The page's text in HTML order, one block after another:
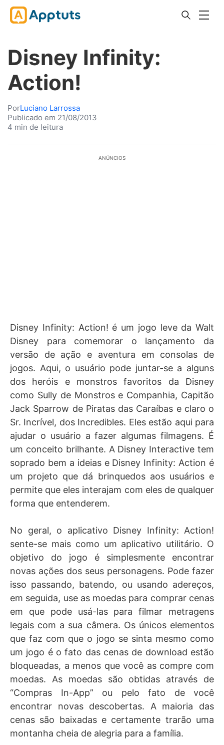
Disney Infinity:
Action!
PorLuciano Larrossa
Publicado em 21/08/2013
4 min de leitura
ANÚNCIOS
Disney Infinity: Action! é um jogo leve da Walt
Disney para comemorar o lançamento da
versão de ação e aventura em consolas de
jogos. Aqui, o usuário pode juntar-se a alguns
dos heróis e monstros favoritos da Disney
como Sully de Monstros e Companhia, Capitão
Jack Sparrow de Piratas das Caraíbas e claro o
Sr. Incrível, dos Incredibles. Eles estão aqui para
ajudar o usuário a fazer algumas filmagens. É
um conceito brilhante. A Disney Interactive tem
soprado bem a ideias e Disney Infinity: Action é
um projeto que dá brinquedos aos usuários e
permite que eles interajam com eles de qualquer
forma que entenderem.
No geral, o aplicativo Disney Infinity: Action!
sente-se mais como um aplicativo utilitário. O
objetivo do jogo é simplesmente encontrar
novas ações dos seus personagens. Pode fazer
isso passando, batendo, ou usando adereços,
em seguida, use as moedas para comprar cenas
em que pode usá-las para filmar metragens
legais com a sua câmera. Os únicos elementos
que faz com que o jogo se sinta mesmo como
um jogo é o fato das cenas de download estão
bloqueadas, a menos que você as compre com
moedas. As moedas são obtidas através de
“Compras In-App” ou pelo fato de você
encontrar novas descobertas. A maioria das
cenas são baixadas e certamente trarão uma
montanha cheia de alegria para a família.